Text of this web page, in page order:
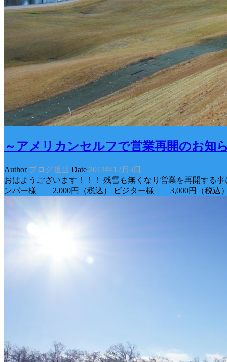
～アメリカンセルフで営業再開のお知
Author ブログ担当 Date 2013年12月3日
おはようございます！！！ 残雪も無くなり営業を再開する
ンバー様 2,000円（税込） ビジター様 3,000円（税込